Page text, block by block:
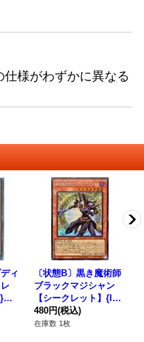
様がわずかに異なる
ィ
〔状態B〕黒き魔術師
ブラックマジシャン
【シークレット】{INF
O-JP006}《モンスタ
ー》
480円(税込)
在庫数 1枚